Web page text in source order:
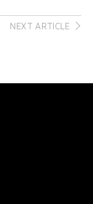
NEXT ARTICLE